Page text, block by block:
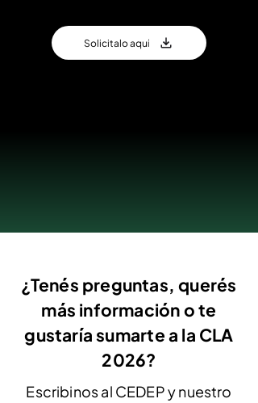
Solicitalo aquí
¿Tenés preguntas, querés
más información o te
gustaría sumarte a la CLA
2026?
Escribinos al CEDEP y nuestro